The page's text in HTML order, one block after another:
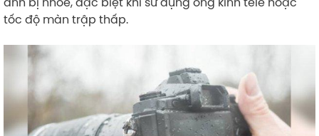
tốc độ màn trập thấp.